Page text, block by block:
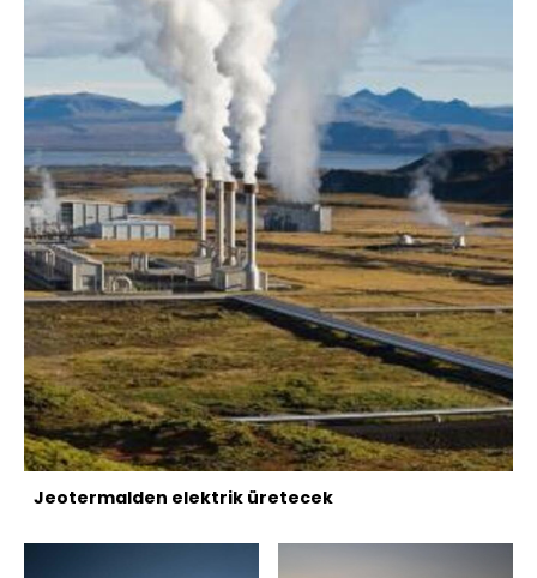
Jeotermalden elektrik üretecek